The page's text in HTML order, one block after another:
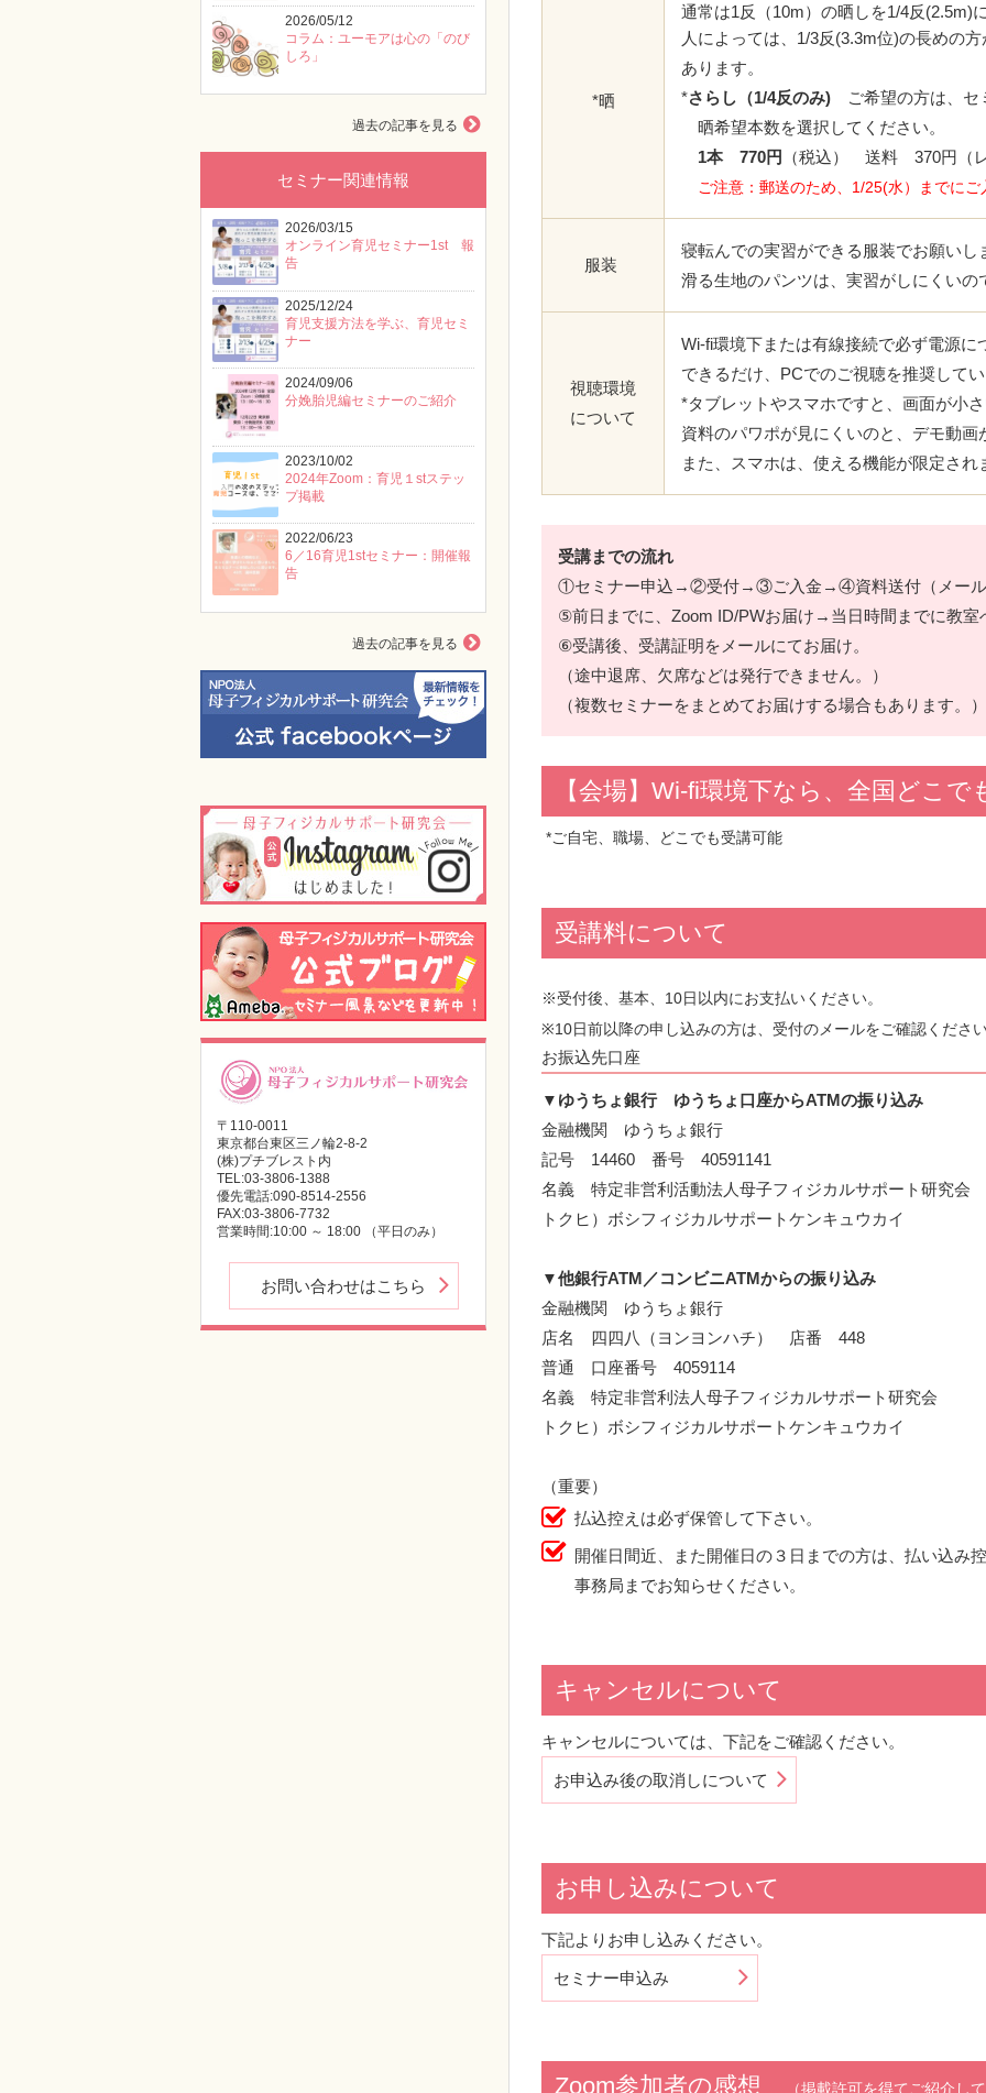
*晒
通常は1反（10m）の晒しを1/4反(2.5m)
人によっては、1/3反(3.3m位)の長めの
あります。
*さらし（1/4反のみ) ご希望の方は、セ
晒希望本数を選択してください。
1本 770円
（税込） 送料 370円（レ
ご注意：郵送のため、1/25(水）までにご
服装
寝転んでの実習ができる服装でお願いし
滑る生地のパンツは、実習がしにくいの
視聴環境
について
Wi-fi環境下または有線接続で必ず電源に
できるだけ、PCでのご視聴を推奨してい
*タブレットやスマホですと、画面が小
資料のパワポが見にくいのと、デモ動画
また、スマホは、使える機能が限定され
受講までの流れ
①セミナー申込→②受付→③ご入金→④資料送付（メール
⑤前日までに、Zoom ID/PWお届け→当日時間までに教室
⑥受講後、受講証明をメールにてお届け。
（途中退席、欠席などは発行できません。）
（複数セミナーをまとめてお届けする場合もあります。
【会場】Wi-fi環境下なら、全国どこで
*ご自宅、職場、どこでも受講可能
受講料について
※受付後、基本、10日以内にお支払いください。
※10日前以降の申し込みの方は、 受付のメールをご確認ください
お振込先口座
▼ゆうちょ銀行 ゆうちょ口座からATMの振り込み
金融機関 ゆうちょ銀行
記号 14460 番号 40591141
名義 特定非営利活動法人母子フィジカルサポート研究会
トクヒ）ボシフィジカルサポートケンキュウカイ
▼他銀行ATM／コンビニATMからの振り込み
金融機関 ゆうちょ銀行
店名 四四八（ヨンヨンハチ） 店番 448
普通 口座番号 4059114
名義 特定非営利法人母子フィジカルサポート研究会
トクヒ）ボシフィジカルサポートケンキュウカイ
（重要）
払込控えは必ず保管して下さい。
開催日間近、また開催日の３日までの方は、払い込み
事務局までお知らせください。
キャンセルについて
キャンセルについては、下記をご確認ください。
お申込み後の取消しについて
お申し込みについて
下記よりお申し込みください。
セミナー申込み
Zoom参加者の感想 （掲載許可を得てご紹介し
2026/05/12
コラム：ユーモアは心の「のび
しろ」
過去の記事を見る
セミナー関連情報
2026/03/15
オンライン育児セミナー1st 報
告
2025/12/24
育児支援方法を学ぶ、育児セミ
ナー
2024/09/06
分娩胎児編セミナーのご紹介
2023/10/02
2024年Zoom：育児１stステッ
プ掲載
2022/06/23
6／16育児1stセミナー：開催報
告
過去の記事を見る
〒110-0011
東京都台東区三ノ輪2-8-2
(株)プチブレスト内
TEL:03-3806-1388
優先電話:090-8514-2556
FAX:03-3806-7732
営業時間:10:00 ～ 18:00 （平日のみ）
お問い合わせはこちら